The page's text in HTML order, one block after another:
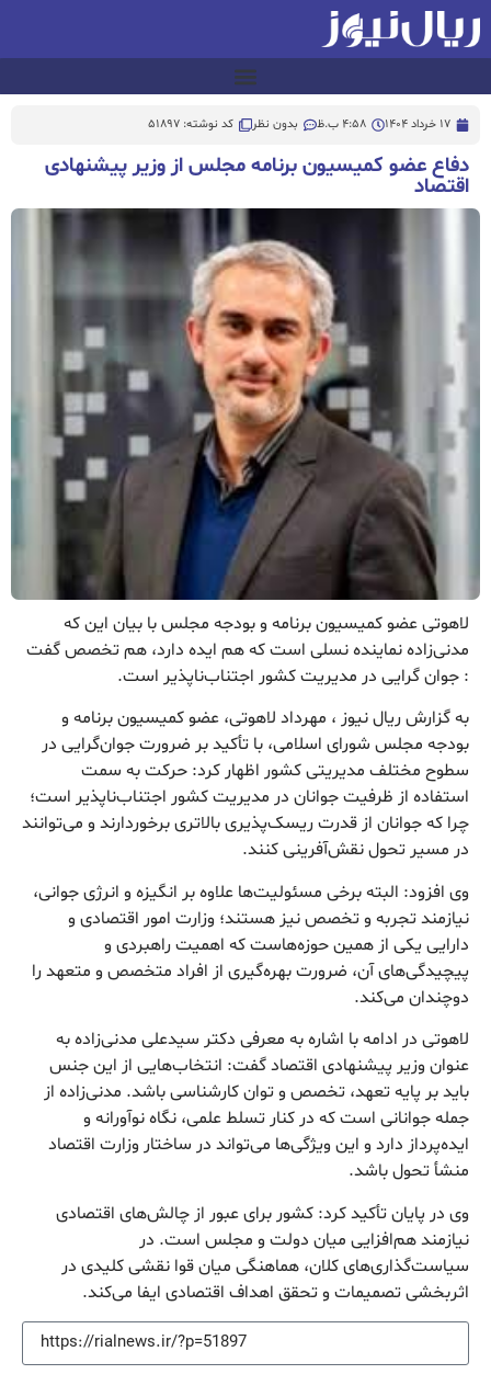
17 خرداد 1404 4:58 ب.ظ بدون نظر کد نوشته: 51897
دفاع عضو کمیسیون برنامه مجلس از وزیر پیشنهادی
اقتصاد
لاهوتی عضو کمیسیون برنامه و بودجه مجلس با بیان این که
مدنی‌زاده نماینده نسلی است که هم ایده دارد، هم تخصص گفت
: جوان گرایی در مدیریت کشور اجتناب‌ناپذیر است.
به گزارش ریال نیوز ، مهرداد لاهوتی، عضو کمیسیون برنامه و
بودجه مجلس شورای اسلامی، با تأکید بر ضرورت جوان‌گرایی در
سطوح مختلف مدیریتی کشور اظهار کرد: حرکت به سمت
استفاده از ظرفیت جوانان در مدیریت کشور اجتناب‌ناپذیر است؛
چرا که جوانان از قدرت ریسک‌پذیری بالاتری برخوردارند و می‌توانند
در مسیر تحول نقش‌آفرینی کنند.
وی افزود: البته برخی مسئولیت‌ها علاوه بر انگیزه و انرژی جوانی،
نیازمند تجربه و تخصص نیز هستند؛ وزارت امور اقتصادی و
دارایی یکی از همین حوزه‌هاست که اهمیت راهبردی و
پیچیدگی‌های آن، ضرورت بهره‌گیری از افراد متخصص و متعهد را
دوچندان می‌کند.
لاهوتی در ادامه با اشاره به معرفی دکتر سیدعلی مدنی‌زاده به
عنوان وزیر پیشنهادی اقتصاد گفت: انتخاب‌هایی از این جنس
باید بر پایه تعهد، تخصص و توان کارشناسی باشد. مدنی‌زاده از
جمله جوانانی است که در کنار تسلط علمی، نگاه نوآورانه و
ایده‌پرداز دارد و این ویژگی‌ها می‌تواند در ساختار وزارت اقتصاد
منشأ تحول باشد.
وی در پایان تأکید کرد: کشور برای عبور از چالش‌های اقتصادی
نیازمند هم‌افزایی میان دولت و مجلس است. در
سیاست‌گذاری‌های کلان، هماهنگی میان قوا نقشی کلیدی در
اثربخشی تصمیمات و تحقق اهداف اقتصادی ایفا می‌کند.